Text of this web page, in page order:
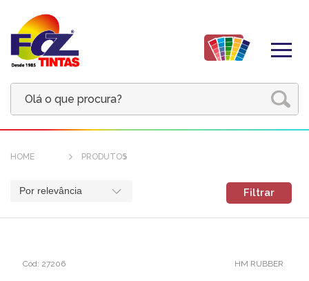
HOME PRODUTOS
Por relevância Filtrar
Cód: 27206 HM RUBBER